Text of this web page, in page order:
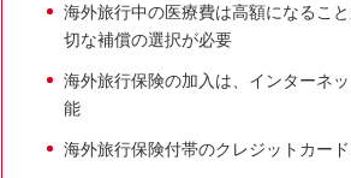
海外旅行中の医療費は高額になるこ
切な補償の選択が必要
海外旅行保険の加入は、インターネ
能
海外旅行保険付帯のクレジットカー